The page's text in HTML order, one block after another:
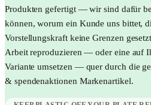
Produkten gefertigt — wir sind dafür
können, worum ein Kunde uns bittet,
Vorstellungskraft keine Grenzen
Arbeit reproduzieren — oder eine auf
Variante umsetzen — quer durch die
& spendenaktionen Markenartikel.